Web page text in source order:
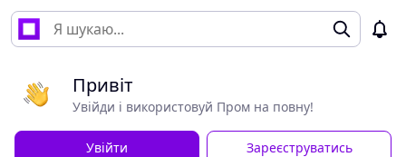
Привіт
Увійди і використовуй Пром на повну!
Увійти Зареєструватись